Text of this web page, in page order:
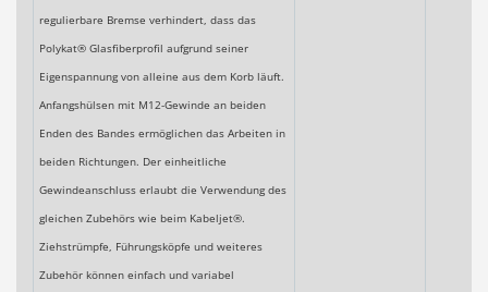
regulierbare Bremse verhindert, dass das
Polykat® Glasfiberprofil aufgrund seiner
Eigenspannung von alleine aus dem Korb läuft.
Anfangshülsen mit M12-Gewinde an beiden
Enden des Bandes ermöglichen das Arbeiten in
beiden Richtungen. Der einheitliche
Gewindeanschluss erlaubt die Verwendung des
gleichen Zubehörs wie beim Kabeljet®.
Ziehstrümpfe, Führungsköpfe und weiteres
Zubehör können einfach und variabel